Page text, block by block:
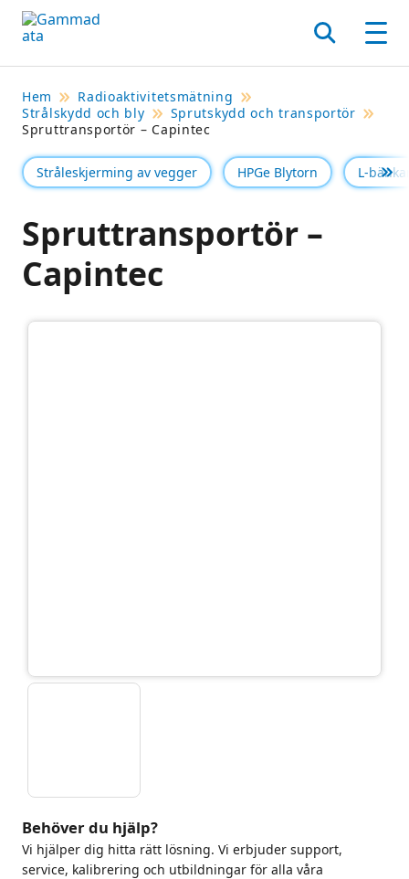
Hoppa
till
Sök
Hem
Radioaktivitetsmätning
Strålskydd och bly
Sprutskydd och transportör
Spruttransportör – Capintec
Stråleskjerming av vegger HPGe Blytorn L- Se
Spruttransportör –
Capintec
Behöver du hjälp?
Vi hjälper dig hitta rätt lösning. Vi erbjuder support,
service, kalibrering och utbildningar för alla våra